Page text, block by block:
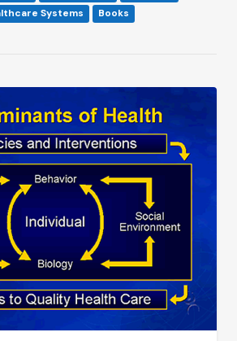
Systems
Books